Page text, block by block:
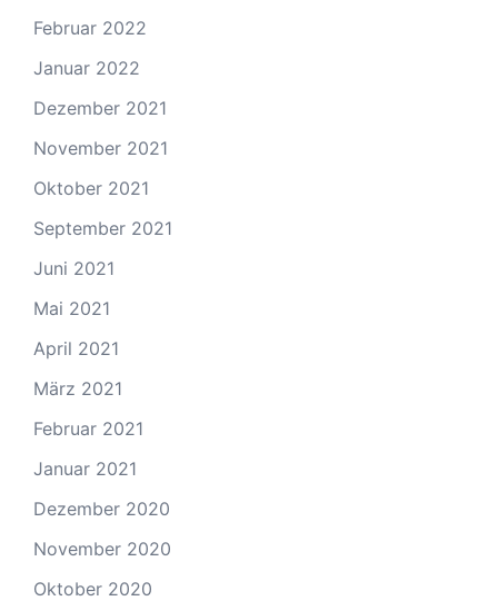
Februar 2022
Januar 2022
Dezember 2021
November 2021
Oktober 2021
September 2021
Juni 2021
Mai 2021
April 2021
März 2021
Februar 2021
Januar 2021
Dezember 2020
November 2020
Oktober 2020